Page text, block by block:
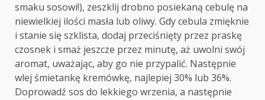
smaku sosowi!), zeszklij drobno posiekaną cebulę na
niewielkiej ilości masła lub oliwy. Gdy cebula zmięknie
i stanie się szklista, dodaj przeciśnięty przez praskę
czosnek i smaż jeszcze przez minutę, aż uwolni swój
aromat, uważając, aby go nie przypalić. Następnie
wlej śmietankę kremówkę, najlepiej 30% lub 36%.
Doprowadź sos do lekkiego wrzenia, a następnie